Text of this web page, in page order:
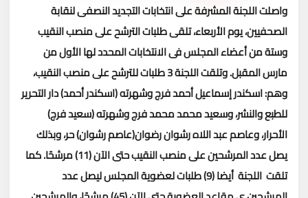
واصلت اللجنة المشرفة على انتخابات التجديد النصفى لنقابة
الصحفيين، يوم الأربعاء، تلقى طلبات الترشح على منصب النقيب
وستة من أعضاء المجلس فى الانتخابات المحدد لها الأول من
مارس المقبل.
وتلقت اللجنة 3 طلبات للترشح على منصب النقيب،
وهم: اسكندر إسماعيل أحمد فرج وشهرته (اسكندر أحمد) دار التحرير
للطبع والنشر، وسعيد محمد محمد فرج وشهرته (سعيد فرج)
الأحرار، وعاصم عبد اللاه رشوان رضوان(عاصم رشوان) حر، وبذلك
يصل عدد المرشحين على منصب النقيب حتى الآن (11) مرشحًا.
كما
تلقت اللجنة أيضا (9) طلبات لعضوية المجلس ليصل عدد